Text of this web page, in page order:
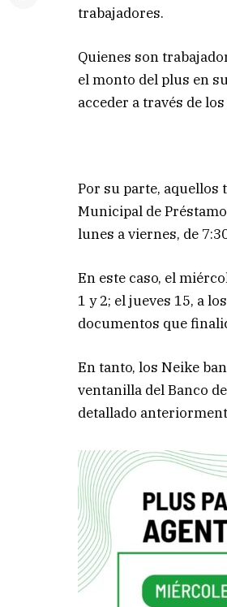
trabajadores.
Quienes son
el monto del plus en
acceder a través de
Por su parte, aquellos
Municipal de
lunes a viernes, de
En este caso, el
1 y 2; el jueves 15, a
documentos que
En tanto, los Neike
ventanilla del Banco
detallado